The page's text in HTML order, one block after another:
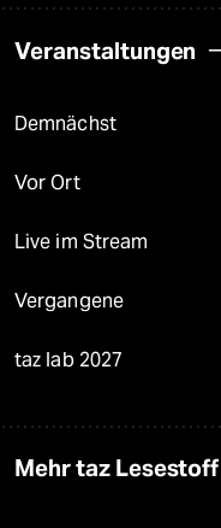
Veranstaltungen
Demnächst
Vor Ort
Live im Stream
Vergangene
taz lab 2027
Mehr taz Lesestoff